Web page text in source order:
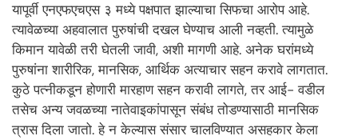
यापूर्वी एनएफएचएस ३ मध्ये पक्षपात झाल्याचा सिफचा आरोप आहे.
त्यावेळच्या अहवालात पुरुषांची दखल घेण्याच आली नव्हती. त्यामुळे
किमान यावेळी तरी घेतली जावी, अशी मागणी आहे. अनेक घरांमध्ये
पुरुषांना शारीरिक, मानसिक, आर्थिक अत्याचार सहन करावे लागतात.
कुठे पत्नीकडून होणारी मारहाण सहन करावी लागते, तर आई- वडील
तसेच अन्य जवळच्या नातेवाइकांपासून संबंध तोडण्यासाठी मानसिक
त्रास दिला जातो. हे न केल्यास संसार चालविण्यात असहकार केला